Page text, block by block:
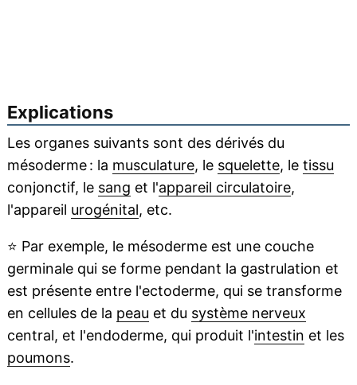
Explications
Les organes suivants sont des dérivés du
mésoderme : la musculature, le squelette, le tissu
conjonctif, le sang et l'appareil circulatoire,
l'appareil urogénital, etc.
⭐ Par exemple, le mésoderme est une couche
germinale qui se forme pendant la gastrulation et
est présente entre l'ectoderme, qui se transforme
en cellules de la peau et du système nerveux
central, et l'endoderme, qui produit l'intestin et les
poumons.